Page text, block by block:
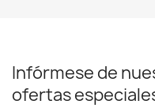
Infórmese de
ofertas